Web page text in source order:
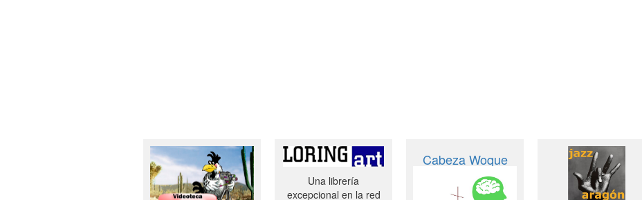
Una librería
excepcional en la red
Cabeza Woque